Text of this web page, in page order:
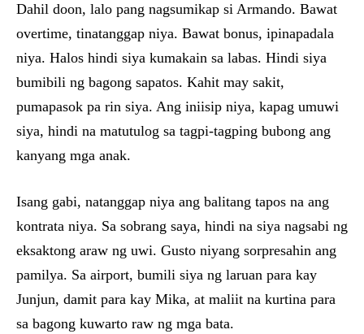
Dahil doon, lalo pang nagsumikap si Armando. Bawat
overtime, tinatanggap niya. Bawat bonus, ipinapadala
niya. Halos hindi siya kumakain sa labas. Hindi siya
bumibili ng bagong sapatos. Kahit may sakit,
pumapasok pa rin siya. Ang iniisip niya, kapag umuwi
siya, hindi na matutulog sa tagpi-tagping bubong ang
kanyang mga anak.
Isang gabi, natanggap niya ang balitang tapos na ang
kontrata niya. Sa sobrang saya, hindi na siya nagsabi ng
eksaktong araw ng uwi. Gusto niyang sorpresahin ang
pamilya. Sa airport, bumili siya ng laruan para kay
Junjun, damit para kay Mika, at maliit na kurtina para
sa bagong kuwarto raw ng mga bata.